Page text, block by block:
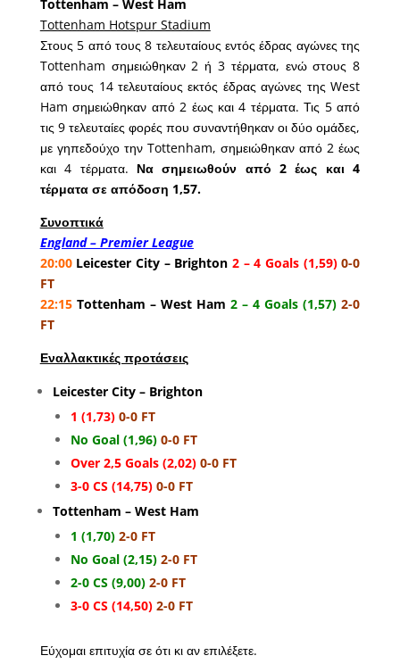
Tottenham – West Ham
Tottenham Hotspur Stadium
Στους 5 από τους 8 τελευταίους εντός έδρας αγώνες της
Tottenham σημειώθηκαν 2 ή 3 τέρματα, ενώ στους 8
από τους 14 τελευταίους εκτός έδρας αγώνες της West
Ham σημειώθηκαν από 2 έως και 4 τέρματα. Τις 5 από
τις 9 τελευταίες φορές που συναντήθηκαν οι δύο ομάδες,
με γηπεδούχο την Tottenham, σημειώθηκαν από 2 έως
και 4 τέρματα. Να σημειωθούν από 2 έως και 4
τέρματα σε απόδοση 1,57.
Συνοπτικά
England – Premier League
20:00Leicester City – Brighton 2 – 4 Goals (1,59)0-0
FT
22:15Tottenham – West Ham 2 – 4 Goals (1,57) 2-0
FT
Εναλλακτικές προτάσεις
Leicester City – Brighton
1 (1,73)0-0 FT
No Goal (1,96)0-0 FT
Over 2,5 Goals (2,02)0-0 FT
3-0 CS (14,75)0-0 FT
Tottenham – West Ham
1 (1,70)2-0 FT
No Goal (2,15)2-0 FT
2-0 CS (9,00)2-0 FT
3-0 CS (14,50)2-0 FT
Εύχομαι επιτυχία σε ότι κι αν επιλέξετε.